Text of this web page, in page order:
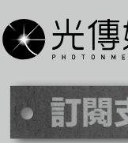
至
主
內